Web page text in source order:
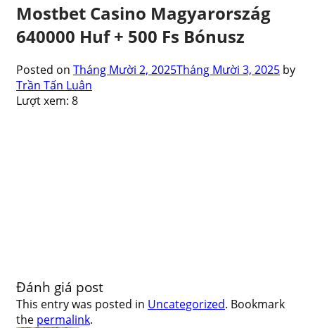
Mostbet Casino Magyarország ️
640000 Huf + 500 Fs Bónusz
Posted on Tháng Mười 2, 2025Tháng Mười 3, 2025 by
Trần Tấn Luân
Lượt xem: 8
Đánh giá post
This entry was posted in Uncategorized. Bookmark
the permalink.